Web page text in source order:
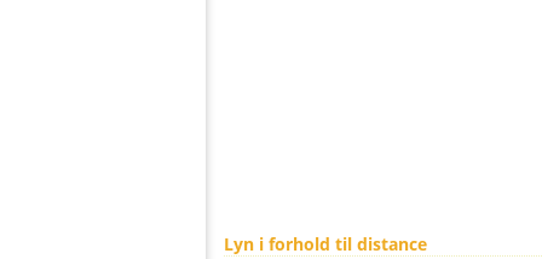
Lyn i forhold til distance